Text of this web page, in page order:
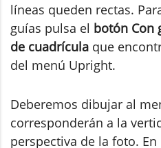
líneas queden rectas.
guías pulsa el botón Con
de cuadrícula que
del menú Upright.
Deberemos dibujar al
corresponderán a la
perspectiva de la foto.